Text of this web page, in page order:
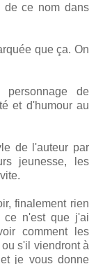
de ce nom dans
que ça. On
de
et d'humour au
de l'auteur par
jeunesse, les
finalement rien
ce n'est que j'ai
comment les
s'il viendront à
je vous donne